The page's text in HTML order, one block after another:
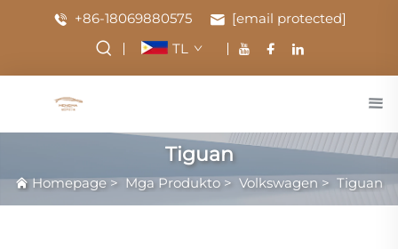
+86-18069880575
[email protected]
TL
Tiguan
Homepage> Mga Produkto > Volkswagen > Tiguan